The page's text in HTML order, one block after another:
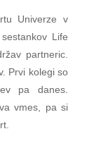
Univerze v
Life
partneric.
Prvi kolegi so
pa danes.
vmes, pa si